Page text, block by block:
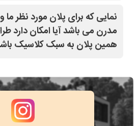
نمایی که برای پلان مورد نظر
مدرن می باشد آیا امکان دارد
همین پلان به سبک کلاسیک